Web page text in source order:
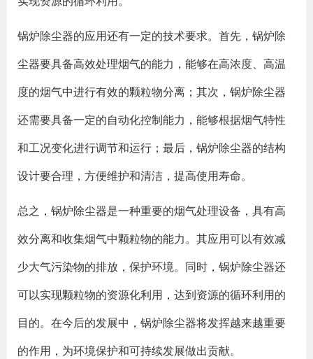
锅炉除尘器的应用还有一定的技术要求。首先，锅炉除
尘器要具备高效处理烟气的能力，能够在高浓度、高温
度的烟气中进行有效的颗粒物分离；其次，锅炉除尘器
还需要具备一定的自动化控制能力，能够根据烟气特性
和工况变化进行调节和运行；最后，锅炉除尘器的结构
设计要合理，方便维护和清洁，提高使用寿命。
总之，锅炉除尘器是一种重要的烟气处理设备，具有高
效分离和收集烟气中颗粒物的能力。其应用可以有效减
少大气污染物的排放，保护环境。同时，锅炉除尘器还
可以实现颗粒物的资源化利用，达到资源的循环利用的
目的。在今后的发展中，锅炉除尘器将发挥越来越重要
的作用，为环境保护和可持续发展做出贡献。